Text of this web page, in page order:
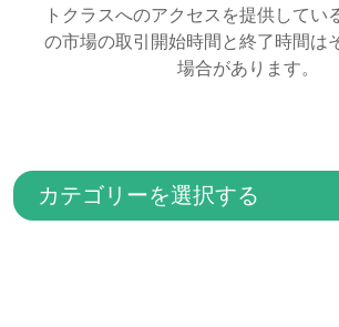
トクラスへのアクセスを提供してい
の市場の取引開始時間と終了時間は
場合があります。